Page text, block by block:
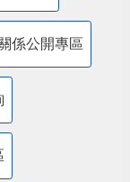
係公開專區